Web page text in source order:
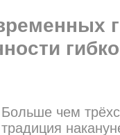
Больше чем
традиция